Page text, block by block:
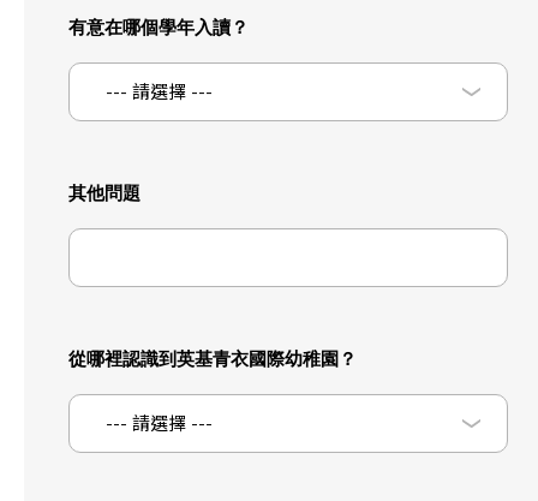
有意在哪個學年入讀？
--- 請選擇 ---
其他問題
從哪裡認識到英基青衣國際幼稚園？
--- 請選擇 ---